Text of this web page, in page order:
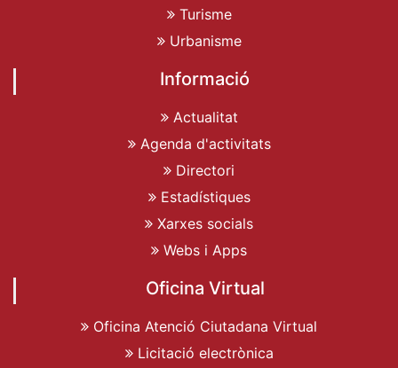
Turisme
Urbanisme
Informació
Actualitat
Agenda d'activitats
Directori
Estadístiques
Xarxes socials
Webs i Apps
Oficina Virtual
Oficina Atenció Ciutadana Virtual
Licitació electrònica